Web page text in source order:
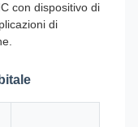
con dispositivo di
di